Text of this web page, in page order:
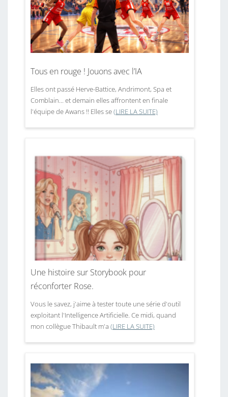
Tous en rouge ! Jouons avec l’IA
Elles ont passé Herve-Battice, Andrimont, Spa et
Comblain... et demain elles affrontent en finale
l'équipe de Awans !! Elles se(LIRE LA SUITE)
Une histoire sur Storybook pour
réconforter Rose.
Vous le savez, j'aime à tester toute une série d'outil
exploitant l'Intelligence Artificielle. Ce midi, quand
mon collègue Thibault m'a (LIRE LA SUITE)